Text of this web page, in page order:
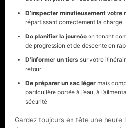
D’inspecter minutieusement votre
répartissant correctement la charge
De planifier la journée en tenant
de progression et de descente en
D’informer un tiers sur votre
retour
De préparer un sac léger mais
particulière portée à l’eau, à
sécurité
Gardez toujours en tête une heure